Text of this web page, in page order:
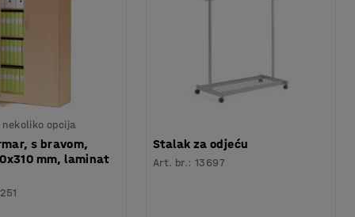
nekoliko opcija
s bravom,
mm, laminat
Stalak za odjeću
Art. br.:13697